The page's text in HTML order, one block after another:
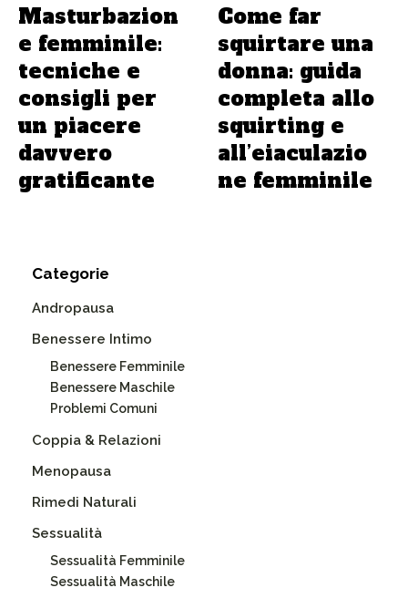
Masturbazion
e femminile:
tecniche e
consigli per
un piacere
davvero
gratificante
Come far
squirtare una
donna: guida
completa allo
squirting e
all’eiaculazio
ne femminile
Categorie
Andropausa
Benessere Intimo
Benessere Femminile
Benessere Maschile
Problemi Comuni
Coppia & Relazioni
Menopausa
Rimedi Naturali
Sessualità
Sessualità Femminile
Sessualità Maschile